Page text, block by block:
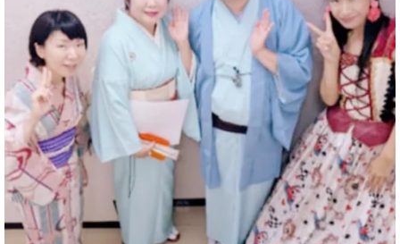
7 X
マジシャン派遣 パッションプリンセス【公式】
@comedy_illusion · 4 Aug
お疲れ様です
ブログ更新しました
「マジシャン和歌山旅 白浜町・三段壁洞窟」